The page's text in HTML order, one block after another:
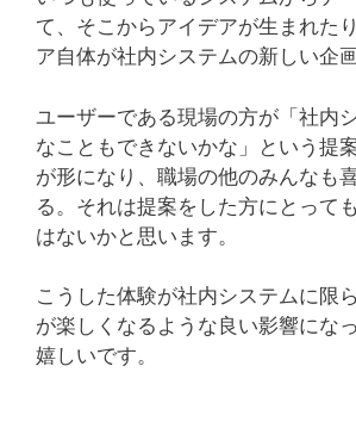
て、そこからアイデアが生まれた
ア自体が社内システムの新しい企
ユーザーである現場の方が「社内
なこともできないかな」という提
が形になり、職場の他のみんなも
る。それは提案をした方にとって
はないかと思います。
こうした体験が社内システムに限
が楽しくなるような良い影響にな
嬉しいです。